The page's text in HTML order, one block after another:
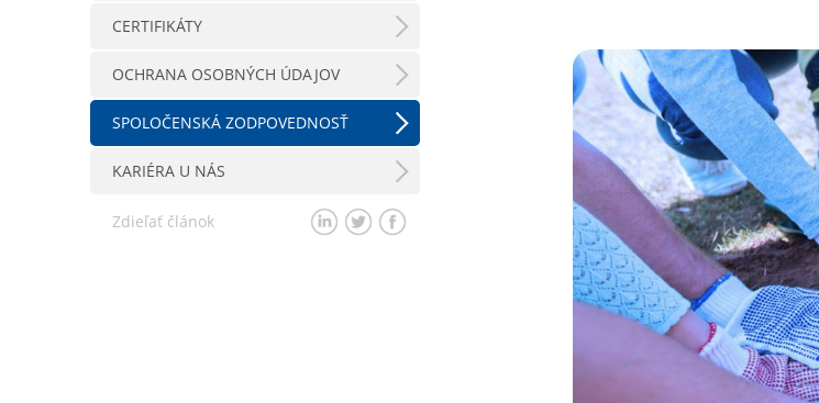
CERTIFIKÁTY
OCHRANA OSOBNÝCH ÚDAJOV
SPOLOČENSKÁ ZODPOVEDNOSŤ
KARIÉRA U NÁS
Zdieľať článok